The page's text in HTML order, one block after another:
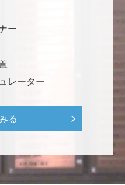
をさらに発展させて 下
部支援基金>
を、そして世界をリー
験所）>
の観桜会は素晴らし
ー
レーター
る